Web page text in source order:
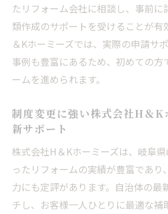
たリフォーム会社に相談し、事前に
類作成のサポートを受けることが有
＆Kホーミーズでは、実際の申請サ
事例も豊富にあるため、初めての方
ームを進められます。
制度変更に強い株式会社H＆K
新サポート
株式会社H＆Kホーミーズは、岐阜
ったリフォームの実績が豊富であり
力にも定評があります。自治体の最
チし、お客様一人ひとりに最適な補